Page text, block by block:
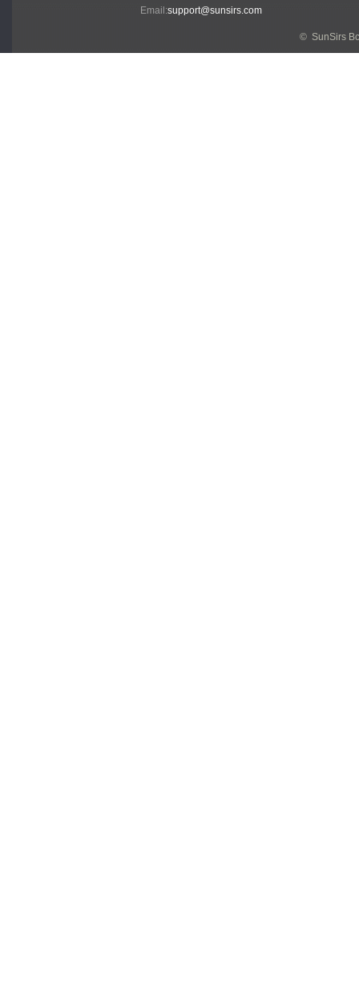
Email:support@sunsirs.com
© SunSirs